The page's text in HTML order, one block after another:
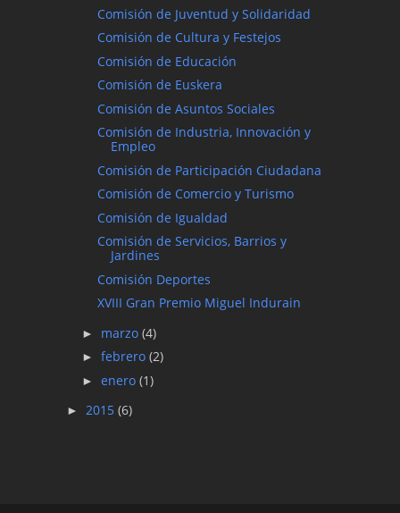
Comisión de Juventud y Solidaridad
Comisión de Cultura y Festejos
Comisión de Educación
Comisión de Euskera
Comisión de Asuntos Sociales
Comisión de Industria, Innovación y
Empleo
Comisión de Participación Ciudadana
Comisión de Comercio y Turismo
Comisión de Igualdad
Comisión de Servicios, Barrios y
Jardines
Comisión Deportes
XVIII Gran Premio Miguel Indurain
► marzo (4)
► febrero (2)
► enero (1)
► 2015 (6)